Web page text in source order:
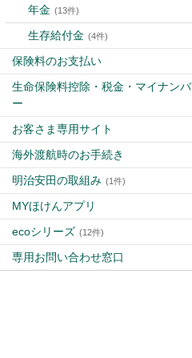
年金 (13件)
生存給付金 (4件)
保険料のお支払い
生命保険料控除・税金・マイナンバ
ー
お客さま専用サイト
海外渡航時のお手続き
明治安田の取組み (1件)
MYほけんアプリ
ecoシリーズ (12件)
専用お問い合わせ窓口